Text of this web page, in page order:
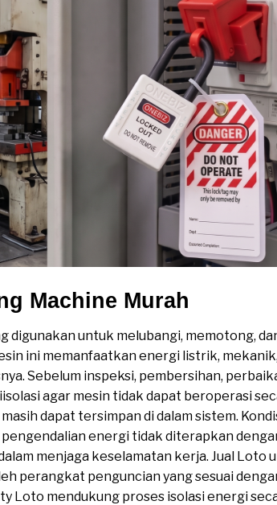
Machine Murah
digunakan untuk melubangi, memotong,
ini memanfaatkan energi listrik,
Sebelum inspeksi, pembersihan,
agar mesin tidak dapat beroperasi
dapat tersimpan di dalam sistem.
energi tidak diterapkan
menjaga keselamatan kerja. Jual Loto
perangkat penguncian yang sesuai
Loto mendukung proses isolasi energi